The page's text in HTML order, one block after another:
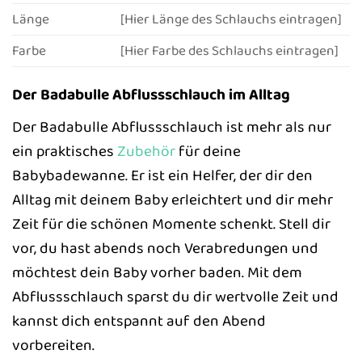
Länge
[Hier Länge des Schlauchs eintragen]
Farbe
[Hier Farbe des Schlauchs eintragen]
Der Badabulle Abflussschlauch im Alltag
Der Badabulle Abflussschlauch ist mehr als nur
ein praktisches Zubehörfür deine
Babybadewanne. Er ist ein Helfer, der dir den
Alltag mit deinem Baby erleichtert und dir mehr
Zeit für die schönen Momente schenkt. Stell dir
vor, du hast abends noch Verabredungen und
möchtest dein Baby vorher baden. Mit dem
Abflussschlauch sparst du dir wertvolle Zeit und
kannst dich entspannt auf den Abend
vorbereiten.